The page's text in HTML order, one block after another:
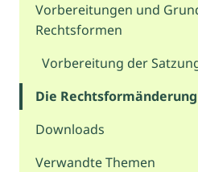
Vorbereitungen und
Rechtsformen
Vorbereitung der
Die
Downloads
Verwandte Themen